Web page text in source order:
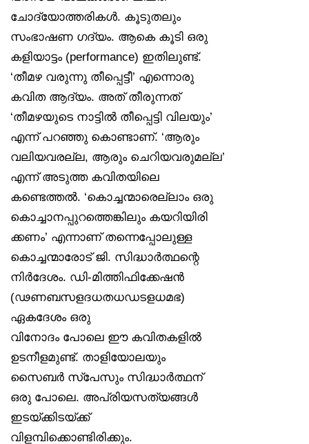
ചോദ്യോത്തരികൾ. കൂടുതലും
സംഭാഷണ ഗദ്യം. ആകെ കൂടി ഒരു
കളിയാട്ടം (performance) ഇതിലുണ്ട്.
‘തീമഴ വരുന്നു തീപ്പെട്ടീ’ എന്നൊരു
കവിത ആദ്യം. അത് തീരുന്നത്
‘തീമഴയുടെ നാട്ടിൽ തീപ്പെട്ടി വിലയും’
എന്ന് പറഞ്ഞു കൊണ്ടാണ്. ‘ആരും
വലിയവരല്ല, ആരും ചെറിയവരുമല്ല’
എന്ന് അടുത്ത കവിതയിലെ
കണ്ടെത്തൽ. ‘കൊച്ചന്മാരെല്ലാം ഒരു
കൊച്ചാനപ്പുറത്തെങ്കിലും കയറിയിരി
ക്കണം’ എന്നാണ് തന്നെപ്പോലുള്ള
കൊച്ചന്മാരോട് ജി. സിദ്ധാർത്ഥന്റെ
നിർദേശം. ഡി-മിത്തിഫിക്കേഷൻ
(ഢണബസളദധതധഡടളധമഭ)
ഏകദേശം ഒരു
വിനോദം പോലെ ഈ കവിതകളിൽ
ഉടനീളമുണ്ട്. താളിയോലയും
സൈബർ സ്‌പേസും സിദ്ധാർത്ഥന്
ഒരു പോലെ. അപ്രിയസത്യങ്ങൾ
ഇടയ്ക്കിടയ്ക്ക്
വിളമ്പിക്കൊണ്ടിരിക്കും.